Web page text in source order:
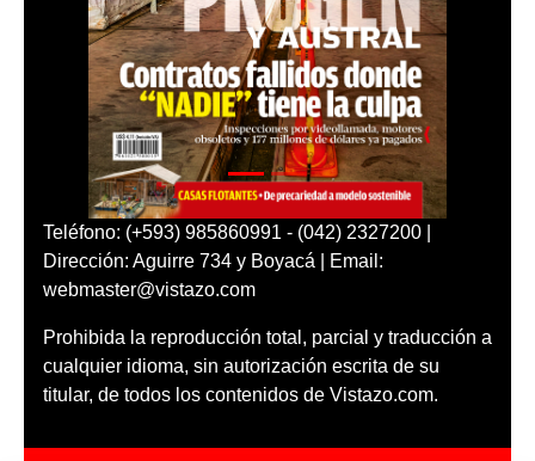
Teléfono: (+593) 985860991 - (042) 2327200 |
Dirección: Aguirre 734 y Boyacá | Email:
webmaster@vistazo.com
Prohibida la reproducción total, parcial y traducción a
cualquier idioma, sin autorización escrita de su
titular, de todos los contenidos de Vistazo.com.